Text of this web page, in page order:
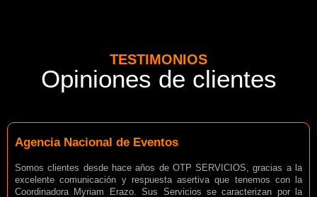
TESTIMONIOS
Opiniones de clientes
Agencia Nacional de Eventos
Somos clientes desde hace años de OTP SERVICIOS, gracias a la
excelente comunicación y respuesta asertiva que tenemos con la
Coordinadora Myriam Erazo. Sus Servicios se caracterizan por la